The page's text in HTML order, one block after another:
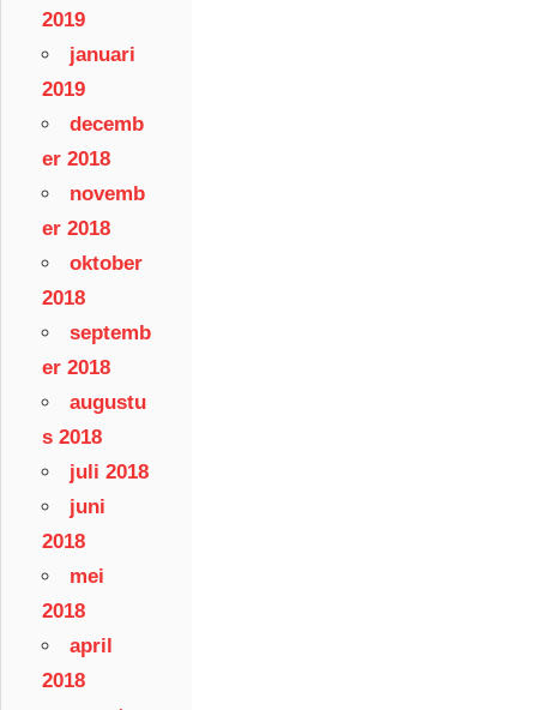
2019
januari
2019
decemb
er 2018
novemb
er 2018
oktober
2018
septemb
er 2018
augustu
s 2018
juli 2018
juni
2018
mei
2018
april
2018